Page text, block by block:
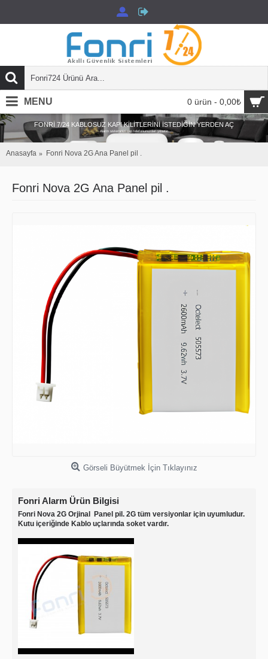
0 ürün - 0,00₺
MENU
FONRI 7/24 KABLOSUZ KAPI KILITLERINI İSTEDIĞIN YERDEN AÇ
Alarm sisteminizi cep telefonunuzdan yönetin
Anasayfa Fonri Nova 2G Ana Panel pil .
Fonri Nova 2G Ana Panel pil .
Görseli Büyütmek İçin Tıklayınız
Fonri Alarm Ürün Bilgisi
Fonri Nova 2G Orjinal Panel pil. 2G tüm versiyonlar için uyumludur.
Kutu içeriğinde Kablo uçlarında soket vardır.